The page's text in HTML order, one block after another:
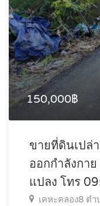
150,000฿
ขายที่ดินเปล่
ออกกำลังกา
แปลง โทร
เคหะคลอง8 ตำ